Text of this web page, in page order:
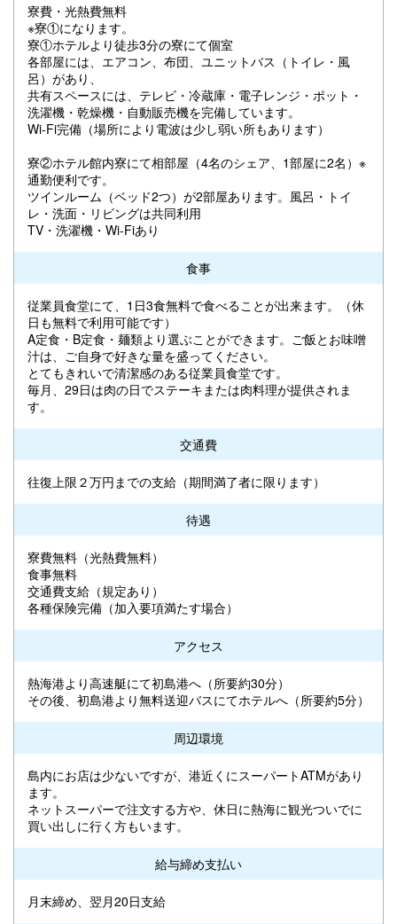
寮費・光熱費無料
※寮①になります。
寮①ホテルより徒歩3分の寮にて個室
各部屋には、エアコン、布団、ユニットバス（トイレ・風
呂）があり、
共有スペースには、テレビ・冷蔵庫・電子レンジ・ポット・
洗濯機・乾燥機・自動販売機を完備しています。
Wi-Fi完備（場所により電波は少し弱い所もあります）
寮②ホテル館内寮にて相部屋（4名のシェア、1部屋に2名）※
通勤便利です。
ツインルーム（ベッド2つ）が2部屋あります。風呂・トイ
レ・洗面・リビングは共同利用
TV・洗濯機・Wi-Fiあり
食事
従業員食堂にて、1日3食無料で食べることが出来ます。（休
日も無料で利用可能です）
A定食・B定食・麺類より選ぶことができます。ご飯とお味噌
汁は、ご自身で好きな量を盛ってください。
とてもきれいで清潔感のある従業員食堂です。
毎月、29日は肉の日でステーキまたは肉料理が提供されま
す。
交通費
往復上限２万円までの支給（期間満了者に限ります）
待遇
寮費無料（光熱費無料）
食事無料
交通費支給（規定あり）
各種保険完備（加入要項満たす場合）
アクセス
熱海港より高速艇にて初島港へ（所要約30分）
その後、初島港より無料送迎バスにてホテルへ（所要約5分）
周辺環境
島内にお店は少ないですが、港近くにスーパートATMがあり
ます。
ネットスーパーで注文する方や、休日に熱海に観光ついでに
買い出しに行く方もいます。
給与締め支払い
月末締め、翌月20日支給